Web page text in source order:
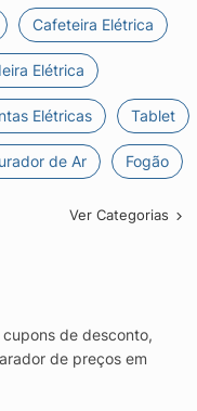
Cafeteira Elétrica
Elétrica
Elétricas Tablet
de Ar Fogão
Ver Categorias
de desconto,
de preços em